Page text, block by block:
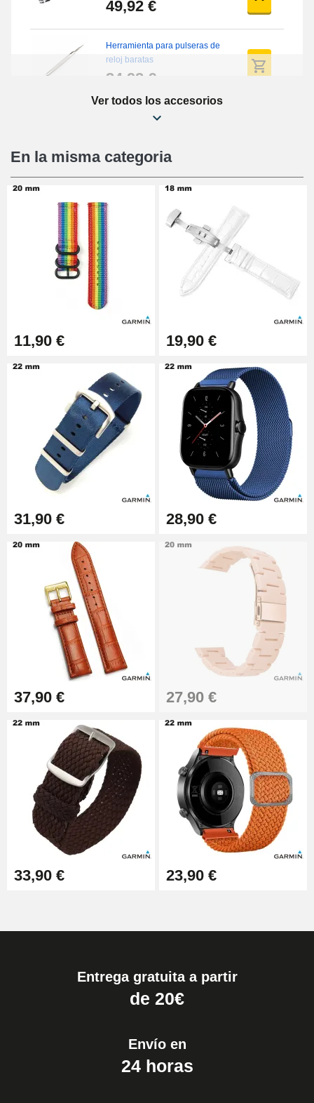
49,92 €
Herramienta para pulseras de
reloj baratas
34,92 €
Quita correas fácil
17,90 €
Ver todos los accesorios
En la misma categoria
11,90 € 19,90 €
31,90 € 28,90 €
37,90 € 27,90 €
33,90 € 23,90 €
Entrega gratuita a partir
de 20€
Envío en
24 horas